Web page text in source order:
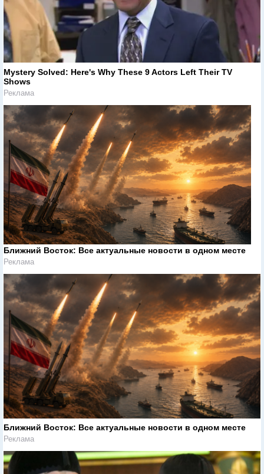
Mystery Solved: Here's Why These 9 Actors Left Their TV
Shows
Реклама
Ближний Восток: Все актуальные новости в одном месте
Реклама
Ближний Восток: Все актуальные новости в одном месте
Реклама